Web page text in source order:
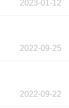
2023-01-12
2022-09-25
2022-09-22